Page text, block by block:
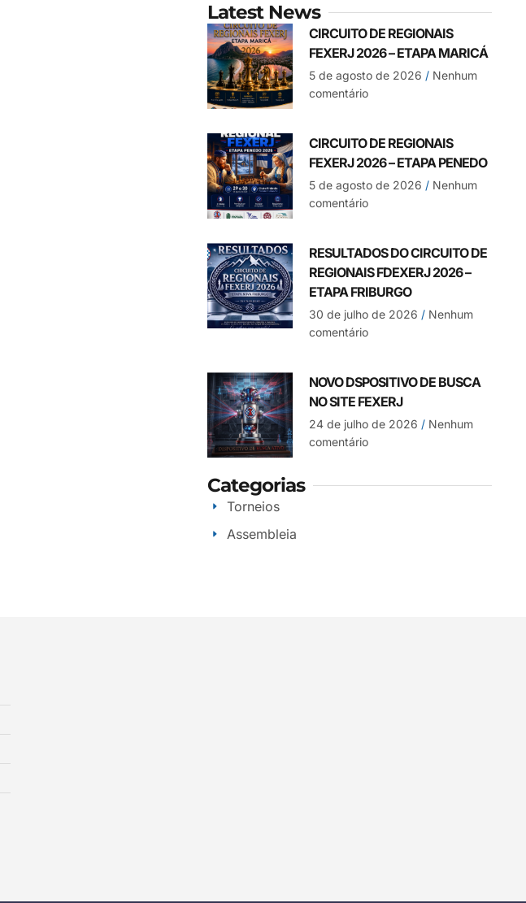
Latest News
CIRCUITO DE REGIONAIS
FEXERJ 2026 – ETAPA MARICÁ
5 de agosto de 2026 Nenhum
comentário
CIRCUITO DE REGIONAIS
FEXERJ 2026 – ETAPA PENEDO
5 de agosto de 2026 Nenhum
comentário
RESULTADOS DO CIRCUITO DE
REGIONAIS FDEXERJ 2026 –
ETAPA FRIBURGO
30 de julho de 2026 Nenhum
comentário
NOVO DSPOSITIVO DE BUSCA
NO SITE FEXERJ
24 de julho de 2026 Nenhum
comentário
Categorias
Torneios
Assembleia